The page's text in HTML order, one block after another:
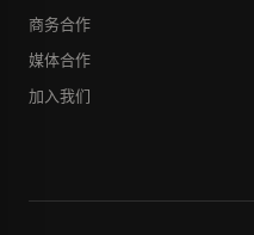
商务合作
媒体合作
加入我们